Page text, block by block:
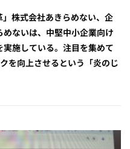
株式会社あきらめない、企
ないは、中堅中小企業向け
施している。注目を集めて
を向上させるという「炎のじ